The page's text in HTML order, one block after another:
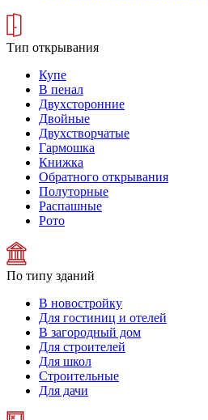
Тип открывания
Купе
В пенал
Двухсторонние
Двойные
Двухстворчатые
Гармошка
Книжка
Обратного открывания
Полуторные
Распашные
Рото
По типу зданий
В новостройку
Для гостиниц и отелей
В загородный дом
Для строителей
Для школ
Строительные
Для дачи